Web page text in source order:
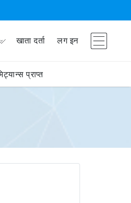
खाता दर्ता लग इन
प्राप्त